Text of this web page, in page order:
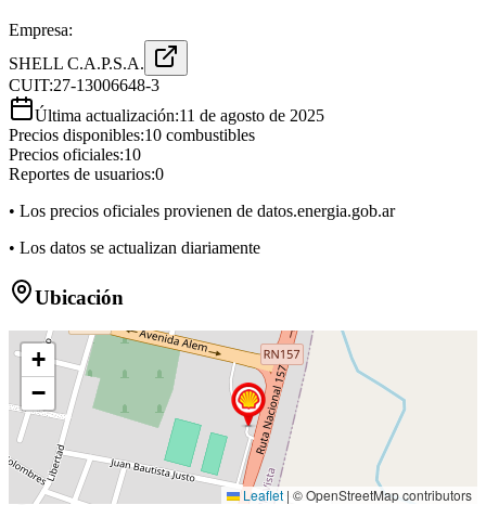
Empresa:
SHELL C.A.P.S.A.
CUIT:27-13006648-3
Última actualización:11 de agosto de 2025
Precios disponibles:10 combustibles
Precios oficiales:10
Reportes de usuarios:0
• Los precios oficiales provienen de datos.energia.gob.ar
• Los datos se actualizan diariamente
Ubicación
+
−
Leaflet | © OpenStreetMap contributors